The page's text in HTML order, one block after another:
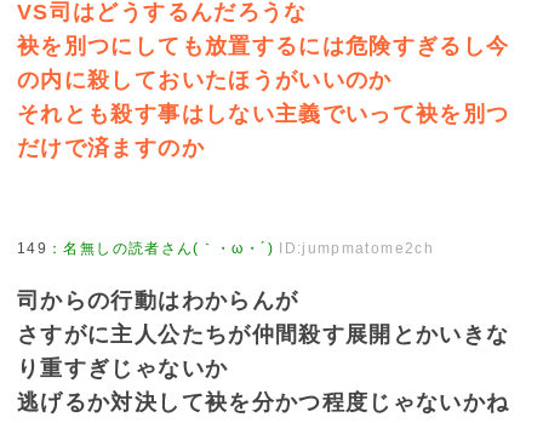
VS司はどうするんだろうな
袂を別つにしても放置するには危険すぎるし今
の内に殺しておいたほうがいいのか
それとも殺す事はしない主義でいって袂を別つ
だけで済ますのか
149 ：名無しの読者さん(｀・ω・´) ID:jumpmatome2ch
司からの行動はわからんが
さすがに主人公たちが仲間殺す展開とかいきな
り重すぎじゃないか
逃げるか対決して袂を分かつ程度じゃないかね